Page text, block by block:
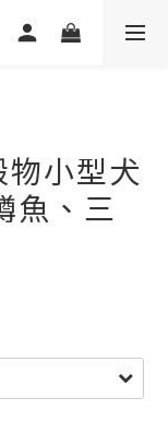
小型犬
魚、三